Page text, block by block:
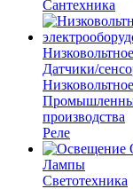
Сантехника
Датчики/
производства
Реле
Лампы
Светотехника